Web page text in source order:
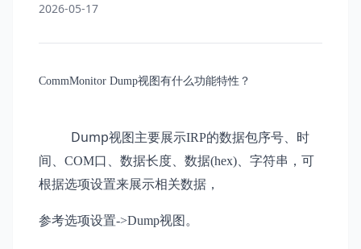
2026-05-17
CommMonitor Dump视图有什么功能特性？
Dump视图主要展示IRP的数据包序号、时
间、 COM口、 数据长度、 数据(hex)、字符串，可
根据选项设置来展示相关数据，
参考选项设置->Dump视图。